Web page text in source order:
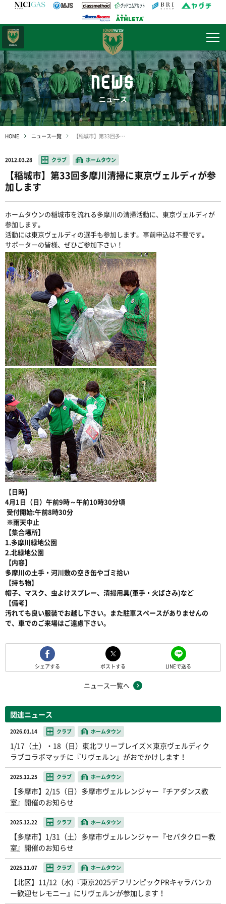
NEWS
ニュース
HOME ニュース一覧 【稲城市】第33回多摩川清掃に東京ヴェルディが参加します
2012.03.28 クラブ ホームタウン
【稲城市】第33回多摩川清掃に東京ヴェルディが参
加します
ホームタウンの稲城市を流れる多摩川の清掃活動に、東京ヴェルディが
参加します。
活動には東京ヴェルディの選手も参加します。事前申込は不要です。
サポーターの皆様、ぜひご参加下さい！
【日時】
4月1日（日）午前9時～午前10時30分頃
受付開始:午前8時30分
※雨天中止
【集合場所】
1.多摩川緑地公園
2.北緑地公園
【内容】
多摩川の土手・河川敷の空き缶やゴミ拾い
【持ち物】
帽子、マスク、虫よけスプレー、清掃用具(軍手・火ばさみ)など
【備考】
汚れても良い服装でお越し下さい。また駐車スペースがありませんの
で、車でのご来場はご遠慮下さい。
シェアする ポストする LINEで送る
ニュース一覧へ
関連ニュース
2026.01.14 クラブ ホームタウン
1/17（土）・18（日）東北フリーブレイズ×東京ヴェルディク
ラブコラボマッチに『リヴェルン』がおでかけします！
2025.12.25 クラブ ホームタウン
【多摩市】2/15（日）多摩市ヴェルレンジャー『チアダンス教
室』開催のお知らせ
2025.12.22 クラブ ホームタウン
【多摩市】1/31（土）多摩市ヴェルレンジャー『セパタクロー教
室』開催のお知らせ
2025.11.07 クラブ ホームタウン
【北区】11/12（水)『東京2025デフリンピックPRキャラバンカ
ー歓迎セレモニー』にリヴェルンが参加します！